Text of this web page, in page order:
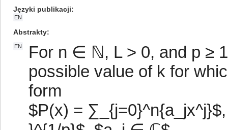
Języki publikacji
EN
Abstrakty
EN
For n ∈ ℕ, L > 0, and p ≥
possible value of k for
form
$P(x) =